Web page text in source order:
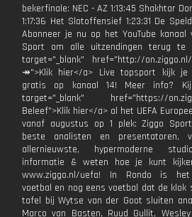
bekerfinale: NEC - AZ 1:13:45 Shakhtar
1:17:36 Het Slotoffensief 1:23:31 De
Abonneer je nu op het YouTube kanaal
Sport om alle uitzendingen terug te
target="_blank" href="http://
↠">Klik hier</a> Live topsport kijk je
gratis op kanaal 14! Meer info?
target="_blank" href="https://
Beleef">Klik hier</a> al het UEFA
vanaf augustus op 1 plek: Ziggo
beste analisten en presentatoren,
allernieuwste, hypermoderne
informatie & weten hoe je kunt
www.ziggo.nl/uefa! In Rondo is
voetbal en nog eens voetbal dat de klok
tafel bij Wytse van der Goot sluiten
Marco van Basten, Ruud Gullit,